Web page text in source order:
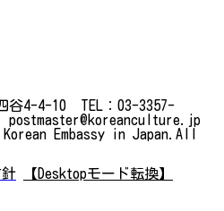
谷4-4-10 TEL：03-3357-
postmaster@koreanculture.jp
Embassy in Japan.All
【Desktopモード転換】